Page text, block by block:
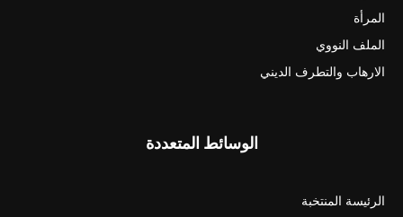
المرأة
الملف النووي
الارهاب والتطرف الديني
الوسائط المتعددة
الرئيسة المنتخبة